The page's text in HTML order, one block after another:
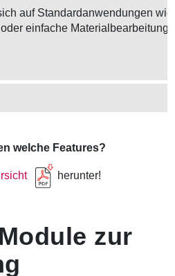
auf Standardanwendungen wie
einfache Materialbearbeitung
welche Features?
herunter!
zur